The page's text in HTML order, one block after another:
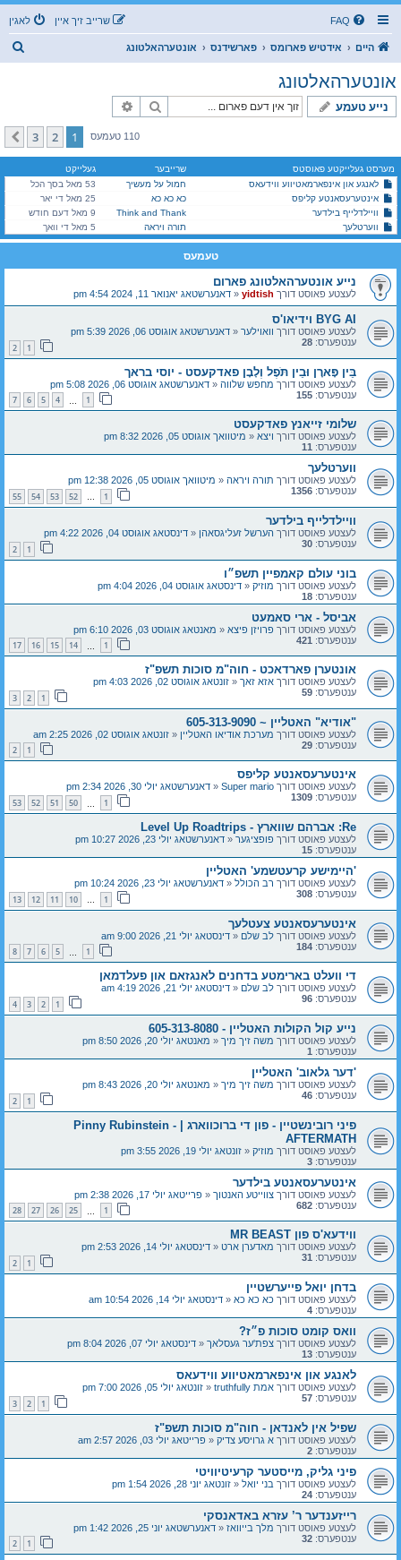
FAQ לאגין שרייב זיך איין
היים אידטיש פארומס פארשידנס אונטערהאלטונג
אונטערהאלטונג
נייע טעמע זוך
110 טעמעס 1
2
3
קומענדיגע
מערסט געלייקטע פאוסטס שרייבער
געלייקט
לאנגע און אינפארמאטיווע ווידעאס
חמול על מעשיך
53 מאל בסך הכל
אינטערעסאנטע קליפס
כא כא כא
25 מאל די יאר
וויילדלייף בילדער
Think and Thank
9 מאל דעם חודש
ווערטלעך
תורה ויראה 5 מאל די וואך
טעמעס
נייע אונטערהאלטונג פארום
לעצטע פאוסט דורך yidtish
« דאנערשטאג יאנואר 11, 2024 4:54 pm
BYG AI וידיאו'ס
לעצטע פאוסט דורך וואוילער « דאנערשטאג אוגוסט 06, 2026 5:39 pm
ענטפערס: 28
1
2
בֵּין פָּארָן וּבֵין תֹּפֶל וְלָבָן פאדקעסט - יוסי בראך
לעצטע פאוסט דורך מחפש שלווה « דאנערשטאג אוגוסט 06, 2026 5:08 pm
ענטפערס: 155
1
4
5
6
7
שלומי זייאנץ פאדקעסט
לעצטע פאוסט דורך ויצא « מיטוואך אוגוסט 05, 2026 8:32 pm
ענטפערס: 11
ווערטלעך
לעצטע פאוסט דורך תורה ויראה « מיטוואך אוגוסט 05, 2026 12:38 pm
ענטפערס: 1356
1
…
52
53
54
55
וויילדלייף בילדער
לעצטע פאוסט דורך הערשל זעליגסאהן « דינסטאג אוגוסט 04, 2026 4:22 pm
ענטפערס: 30
1
2
בוני עולם קאמפיין תשפ״ו
לעצטע פאוסט דורך מוזיק « דינסטאג אוגוסט 04, 2026 4:04 pm
ענטפערס: 18
אביסל - ארי סאמעט
לעצטע פאוסט דורך פרויזן פיצא « מאנטאג אוגוסט 03, 2026 6:10 pm
ענטפערס: 421
1
14
15
16
17
אונטערן פארדאכט - חוה"מ סוכות תשפ"ז
לעצטע פאוסט דורך אזא זאך « זונטאג אוגוסט 02, 2026 4:03 pm
ענטפערס: 59
1
2
3
"אודיא" האטליין ~ 605-313-9090
לעצטע פאוסט דורך מערכת אודיאו האטליין « זונטאג אוגוסט 02, 2026 2:25 am
ענטפערס: 29
1
2
אינטערעסאנטע קליפס
לעצטע פאוסט דורך Super mario
« דאנערשטאג יולי 30, 2026 2:34 pm
ענטפערס: 1309
1
50
51
52
53
Re: אברהם שווארץ - Level Up Roadtrips
לעצטע פאוסט דורך פופציגער « דאנערשטאג יולי 23, 2026 10:27 pm
ענטפערס: 15
'היימישע קרעטשמע' האטליין
לעצטע פאוסט דורך רב הכולל « דאנערשטאג יולי 23, 2026 10:24 pm
ענטפערס: 308
1
…
10
11
12
13
אינטערעסאנטע צעטלעך
לעצטע פאוסט דורך לב שלם « דינסטאג יולי 21, 2026 9:00 am
ענטפערס: 184
1
5
6
7
8
די וועלט בארימטע בדחנים לאנגזאם און פעלדמאן
לעצטע פאוסט דורך לב שלם « דינסטאג יולי 21, 2026 4:19 am
ענטפערס: 96
1
2
3
4
נייע קול הקולות האטליין - 605-313-8080
לעצטע פאוסט דורך משה זיך מיך « מאנטאג יולי 20, 2026 8:50 pm
ענטפערס: 1
'דער גלאוב' האטליין
לעצטע פאוסט דורך משה זיך מיך « מאנטאג יולי 20, 2026 8:43 pm
ענטפערס: 46
1
2
פיני רובינשטיין - פון די ברוכווארג | Pinny Rubinstein -
AFTERMATH
לעצטע פאוסט דורך מוזיק « זונטאג יולי 19, 2026 3:55 pm
ענטפערס: 3
אינטערעסאנטע בילדער
לעצטע פאוסט דורך צווייטע האנטוך « פרייטאג יולי 17, 2026 2:38 pm
ענטפערס: 682
1
25
26
27
28
ווידעא'ס פון MR BEAST
לעצטע פאוסט דורך מאדערן ארט « דינסטאג יולי 14, 2026 2:53 pm
ענטפערס: 31
1
2
בדחן יואל פייערשטיין
לעצטע פאוסט דורך כא כא כא « דינסטאג יולי 14, 2026 10:54 am
ענטפערס: 4
וואס קומט סוכות פ״ז?
לעצטע פאוסט דורך צפת'ער געסלאך « דינסטאג יולי 07, 2026 8:04 pm
ענטפערס: 13
לאנגע און אינפארמאטיווע ווידעאס
לעצטע פאוסט דורך אמת truthfully « זונטאג יולי 05, 2026 7:00 pm
ענטפערס: 57
1
2
3
שפיל אין לאנדאן - חוה"מ סוכות תשפ"ז
לעצטע פאוסט דורך א גרויסע צדיק « פרייטאג יולי 03, 2026 2:57 am
ענטפערס: 2
פיני גליק, מייסטער קרעיטיוויטי
לעצטע פאוסט דורך בני יואל « זונטאג יוני 28, 2026 1:54 pm
ענטפערס: 24
רייזענדער ר’ עזרא באדאנסקי
לעצטע פאוסט דורך מלך בייוואז « דאנערשטאג יוני 25, 2026 1:42 pm
ענטפערס: 32
1
2